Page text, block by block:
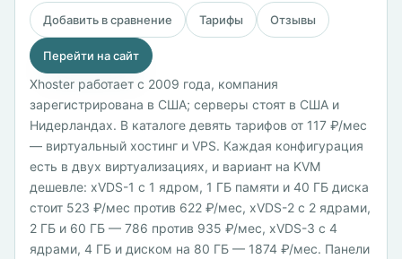
Добавить в сравнение Тарифы Отзывы
Перейти на сайт
Xhoster работает с 2009 года, компания
зарегистрирована в США; серверы стоят в США и
Нидерландах. В каталоге девять тарифов от 117 ₽/мес
— виртуальный хостинг и VPS. Каждая конфигурация
есть в двух виртуализациях, и вариант на KVM
дешевле: xVDS-1 с 1 ядром, 1 ГБ памяти и 40 ГБ диска
стоит 523 ₽/мес против 622 ₽/мес, xVDS-2 с 2 ядрами,
2 ГБ и 60 ГБ — 786 против 935 ₽/мес, xVDS-3 с 4
ядрами, 4 ГБ и диском на 80 ГБ — 1874 ₽/мес. Панели